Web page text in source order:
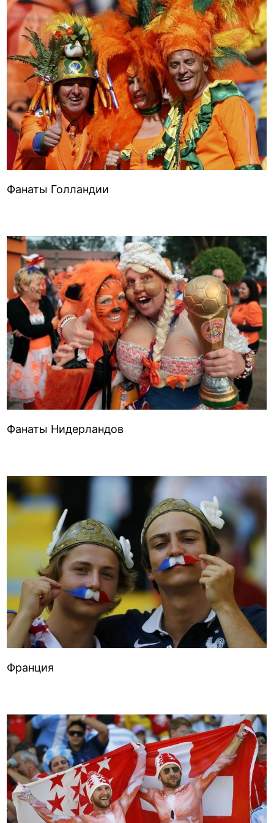
Фанаты Голландии
Фанаты Нидерландов
Франция